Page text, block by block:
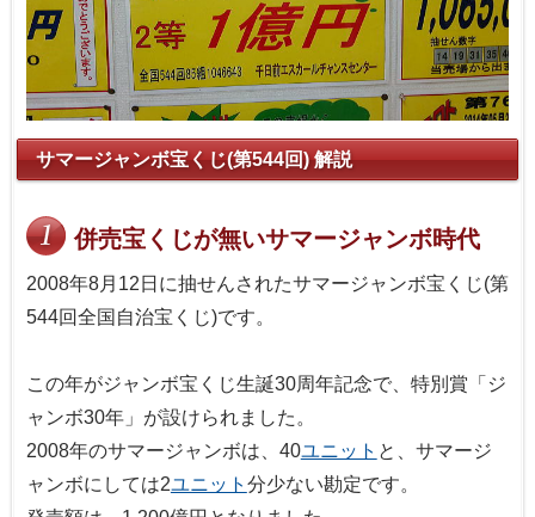
サマージャンボ宝くじ(第544回) 解説
併売宝くじが無いサマージャンボ時代
2008年8月12日に抽せんされたサマージャンボ宝くじ(第
544回全国自治宝くじ)です。
この年がジャンボ宝くじ生誕30周年記念で、特別賞「ジ
ャンボ30年」が設けられました。
2008年のサマージャンボは、40ユニット と、サマージ
ャンボにしては2ユニット 分少ない勘定です。